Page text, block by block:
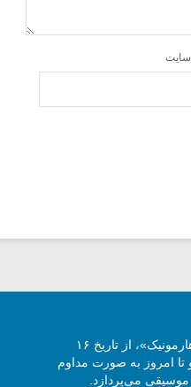
مجله آنلاین موسیقی «گفتگوی هارمونیک»، از تاریخ ۱۶
کار کرد و تا امروز به صورت مداوم
موسیقی می‌پردازد.